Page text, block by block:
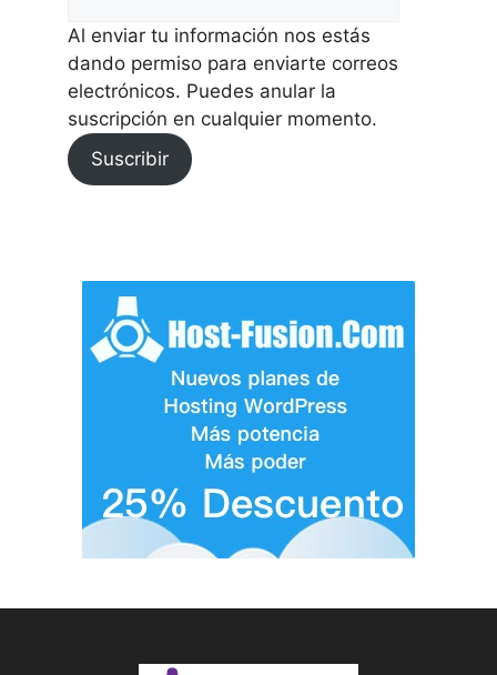
Al enviar tu información nos estás
dando permiso para enviarte correos
electrónicos. Puedes anular la
suscripción en cualquier momento.
Suscribir